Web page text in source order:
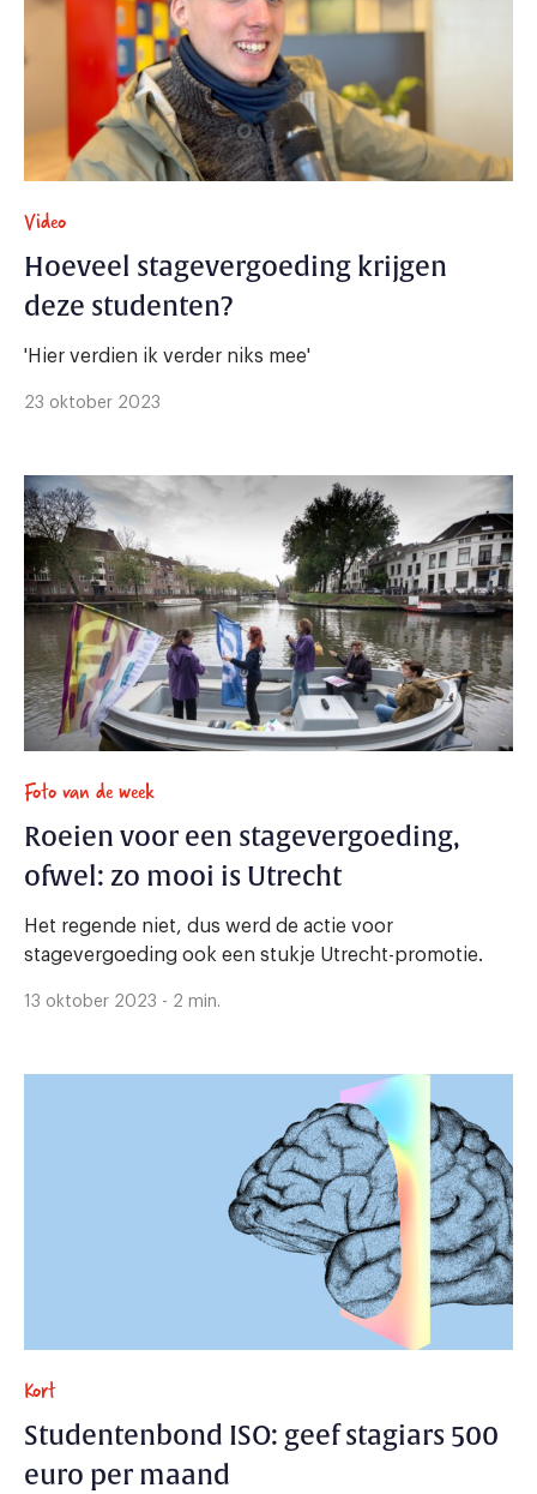
Video
Hoeveel stagevergoeding krijgen
deze studenten?
'Hier verdien ik verder niks mee'
23 oktober 2023
Foto van de week
Roeien voor een stagevergoeding,
ofwel: zo mooi is Utrecht
Het regende niet, dus werd de actie voor
stagevergoeding ook een stukje Utrecht-promotie.
13 oktober 2023 - 2 min.
Kort
Studentenbond ISO: geef stagiars 500
euro per maand